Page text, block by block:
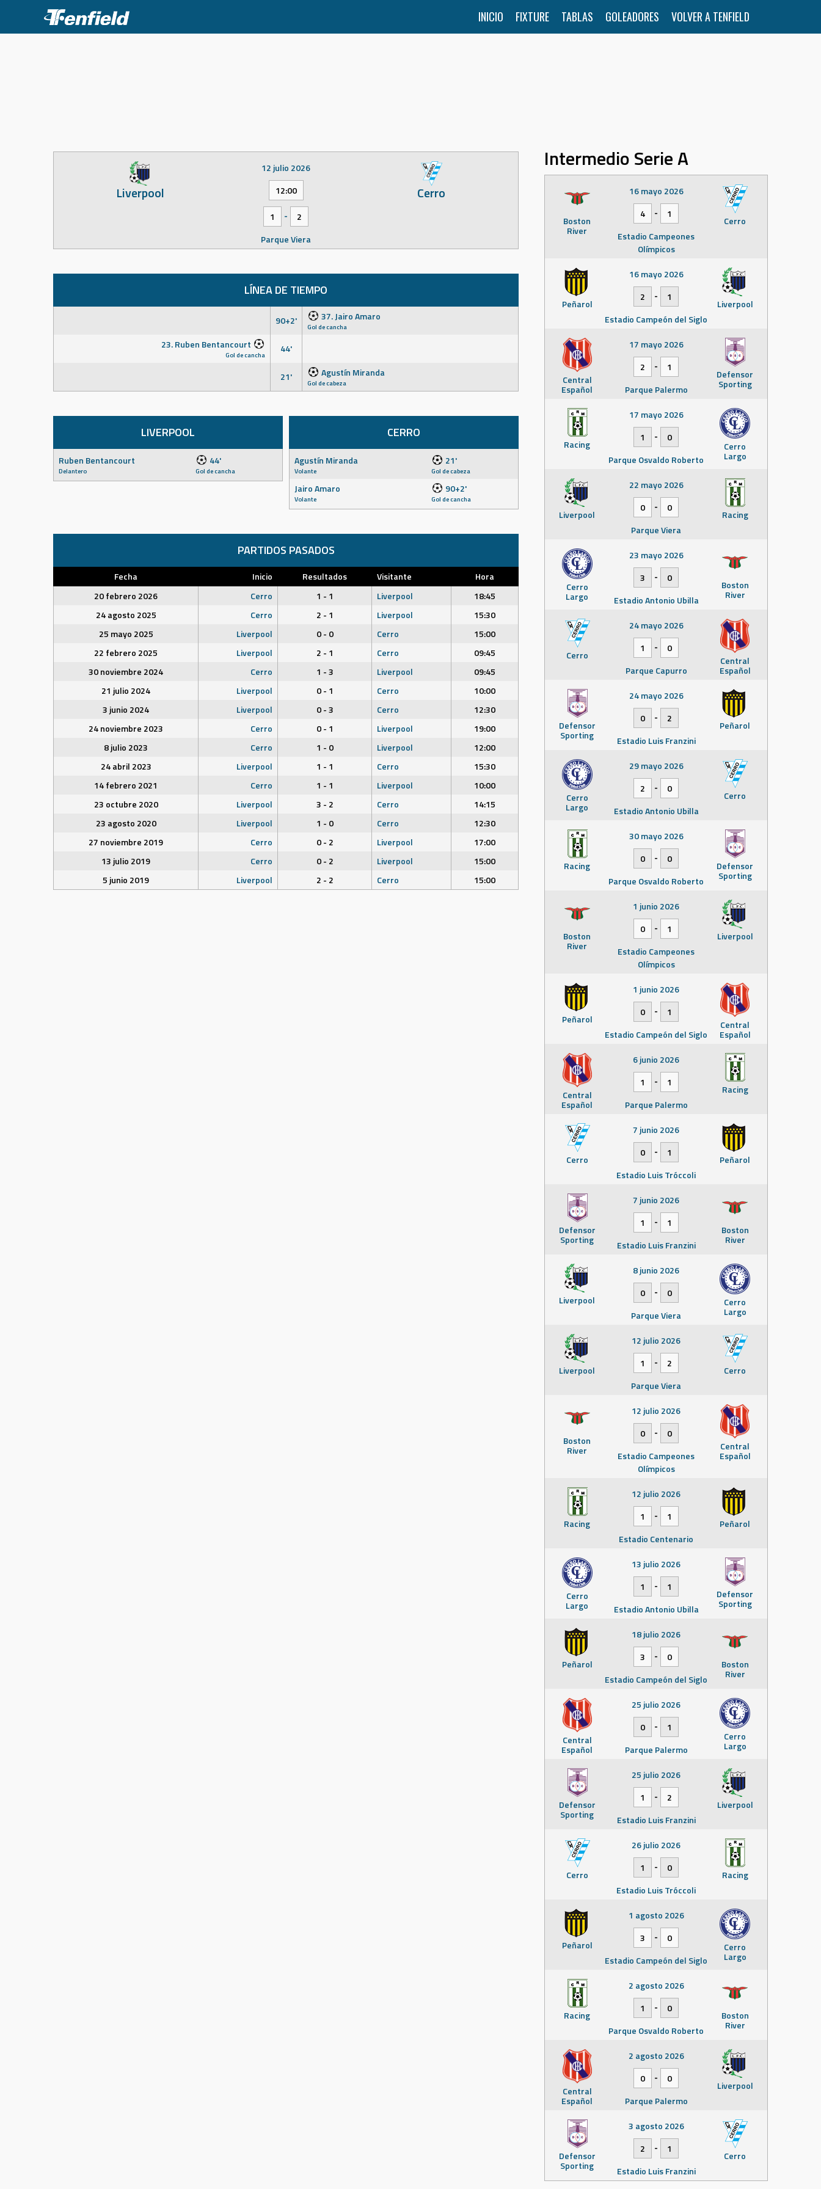
content
INICIO FIXTURE TABLAS GOLEADORES VOLVER A TENFIELD
Liverpool Cerro
12 julio 2026
12:00
1 -
2
Parque Viera
LÍNEA DE TIEMPO
90+2' 37. Jairo Amaro
Gol de cancha
23. Ruben Bentancourt
Gol de cancha 44'
21' Agustín Miranda
Gol de cabeza
LIVERPOOL
Ruben Bentancourt
Delantero
44'
Gol de cancha
CERRO
Agustín Miranda
Volante
21'
Gol de cabeza
Jairo Amaro
Volante
90+2'
Gol de cancha
PARTIDOS PASADOS
Fecha Inicio Resultados Visitante
Hora
20 febrero 2026
Cerro 1 - 1 Liverpool
18:45
24 agosto 2025
Cerro 2 - 1 Liverpool
15:30
25 mayo 2025
Liverpool 0 - 0 Cerro
15:00
22 febrero 2025
Liverpool 2 - 1 Cerro
09:45
30 noviembre 2024
Cerro 1 - 3 Liverpool
09:45
21 julio 2024
Liverpool 0 - 1 Cerro
10:00
3 junio 2024
Liverpool 0 - 3 Cerro
12:30
24 noviembre 2023
Cerro 0 - 1 Liverpool
19:00
8 julio 2023
Cerro 1 - 0 Liverpool
12:00
24 abril 2023
Liverpool 1 - 1 Cerro
15:30
14 febrero 2021
Cerro 1 - 1 Liverpool
10:00
23 octubre 2020
Liverpool 3 - 2 Cerro
14:15
23 agosto 2020
Liverpool 1 - 0 Cerro
12:30
27 noviembre 2019
Cerro 0 - 2 Liverpool
17:00
13 julio 2019
Cerro 0 - 2 Liverpool
15:00
5 junio 2019
Liverpool 2 - 2 Cerro 15:00
Intermedio Serie A
Boston
River
Cerro
16 mayo 2026
4
-
1
Estadio Campeones
Olímpicos
Peñarol Liverpool
16 mayo 2026
2
-
1
Estadio Campeón del Siglo
Central
Español
Defensor
Sporting
17 mayo 2026
2
-
1
Parque Palermo
Racing Cerro
Largo
17 mayo 2026
1
-
0
Parque Osvaldo Roberto
Liverpool Racing
22 mayo 2026
0
-
0
Parque Viera
Cerro
Largo
Boston
River
23 mayo 2026
3
-
0
Estadio Antonio Ubilla
Cerro Central
Español
24 mayo 2026
1
-
0
Parque Capurro
Defensor
Sporting
Peñarol
24 mayo 2026
0
-
2
Estadio Luis Franzini
Cerro
Largo
Cerro
29 mayo 2026
2
-
0
Estadio Antonio Ubilla
Racing Defensor
Sporting
30 mayo 2026
0
-
0
Parque Osvaldo Roberto
Boston
River
Liverpool
1 junio 2026
0
-
1
Estadio Campeones
Olímpicos
Peñarol Central
Español
1 junio 2026
0
-
1
Estadio Campeón del Siglo
Central
Español
Racing
6 junio 2026
1
-
1
Parque Palermo
Cerro Peñarol
7 junio 2026
0
-
1
Estadio Luis Tróccoli
Defensor
Sporting
Boston
River
7 junio 2026
1
-
1
Estadio Luis Franzini
Liverpool Cerro
Largo
8 junio 2026
0
-
0
Parque Viera
Liverpool Cerro
12 julio 2026
1
-
2
Parque Viera
Boston
River Central
Español
12 julio 2026
0
-
0
Estadio Campeones
Olímpicos
Racing Peñarol
12 julio 2026
1
-
1
Estadio Centenario
Cerro
Largo
Defensor
Sporting
13 julio 2026
1
-
1
Estadio Antonio Ubilla
Peñarol Boston
River
18 julio 2026
3
-
0
Estadio Campeón del Siglo
Central
Español
Cerro
Largo
25 julio 2026
0
-
1
Parque Palermo
Defensor
Sporting
Liverpool
25 julio 2026
1
-
2
Estadio Luis Franzini
Cerro Racing
26 julio 2026
1
-
0
Estadio Luis Tróccoli
Peñarol Cerro
Largo
1 agosto 2026
3
-
0
Estadio Campeón del Siglo
Racing Boston
River
2 agosto 2026
1
-
0
Parque Osvaldo Roberto
Central
Español
Liverpool
2 agosto 2026
0
-
0
Parque Palermo
Defensor
Sporting
Cerro
3 agosto 2026
2
-
1
Estadio Luis Franzini